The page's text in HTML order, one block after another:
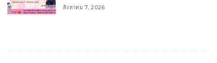
สิงหาคม 7, 2026